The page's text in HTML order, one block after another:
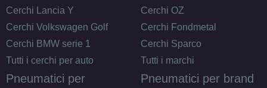
Cerchi Lancia Y
Cerchi Volkswagen Golf
Cerchi BMW serie 1
Tutti i cerchi per auto
Cerchi OZ
Cerchi Fondmetal
Cerchi Sparco
Tutti i marchi
Pneumatici per
Pneumatici per brand